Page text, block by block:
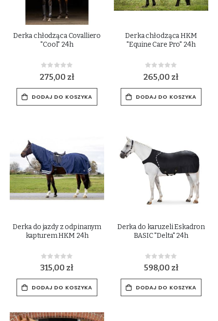
Derka chłodząca Covalliero
"Cool" 24h
Rating:
0%
275,00 zł
DODAJ DO KOSZYKA
Derka chłodząca HKM
"Equine Care Pro" 24h
Rating:
0%
265,00 zł
DODAJ DO KOSZYKA
Derka do jazdy z odpinanym
kapturem HKM 24h
Rating:
0%
315,00 zł
DODAJ DO KOSZYKA
Derka do karuzeli Eskadron
BASIC "Delta" 24h
Rating:
0%
598,00 zł
DODAJ DO KOSZYKA